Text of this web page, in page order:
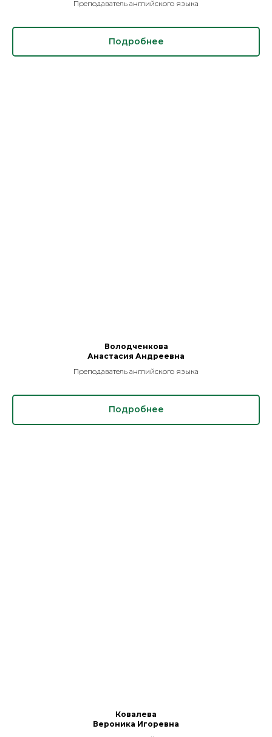
Преподаватель английского языка
Подробнее
Володченкова
Анастасия Андреевна
Преподаватель английского языка
Подробнее
Ковалева
Вероника Игоревна